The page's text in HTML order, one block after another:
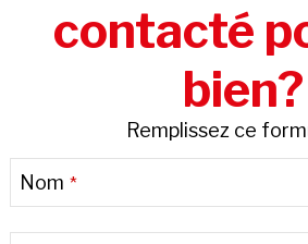
contacté
bien?
Remplissez ce
Website
URL
Nom *